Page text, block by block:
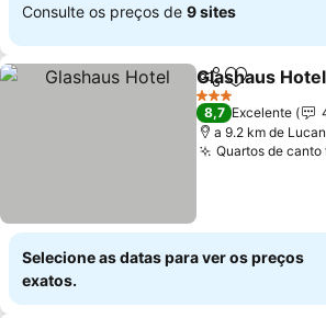
Consulte os preços de 9 sites
PartilharAdicionar
Glashaus Hotel
3 Estrelas
8,7 Excelente
a 9.2 km de Lucan
Quartos de
Selecione as datas para ver os preços
exatos.